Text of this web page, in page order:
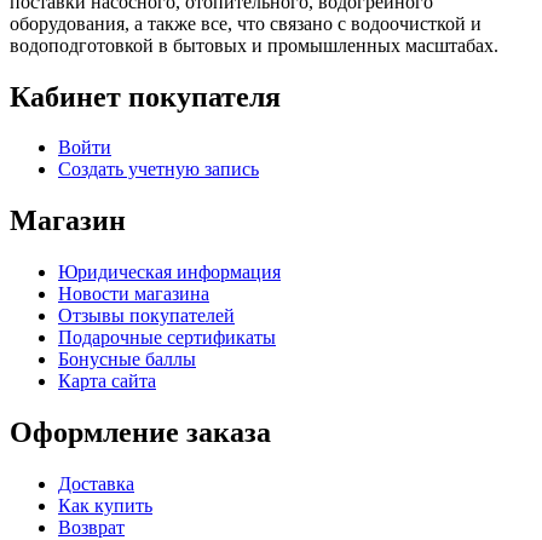
оборудования, а также все, что связано с водоочисткой и
водоподготовкой в бытовых и промышленных масштабах.
Кабинет покупателя
Войти
Создать учетную запись
Магазин
Юридическая информация
Новости магазина
Отзывы покупателей
Подарочные сертификаты
Бонусные баллы
Карта сайта
Оформление заказа
Доставка
Как купить
Возврат